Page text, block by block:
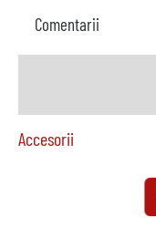
Comentarii
Accesorii